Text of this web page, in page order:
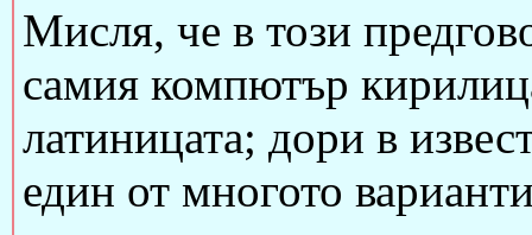
Мисля, че в този
самия компютър
латиницата; дори в
един от многото